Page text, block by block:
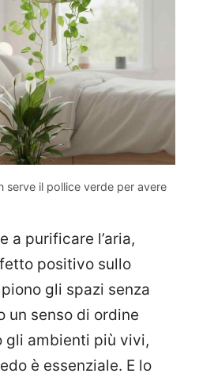
serve il pollice verde per avere
a purificare l’aria,
positivo sullo
gli spazi senza
un senso di ordine
gli ambienti più vivi,
è essenziale. E lo